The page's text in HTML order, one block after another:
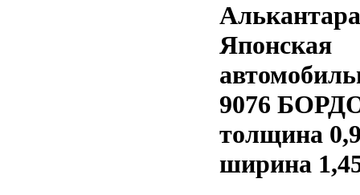
Алькантара
Японская
9076
толщина
ширина